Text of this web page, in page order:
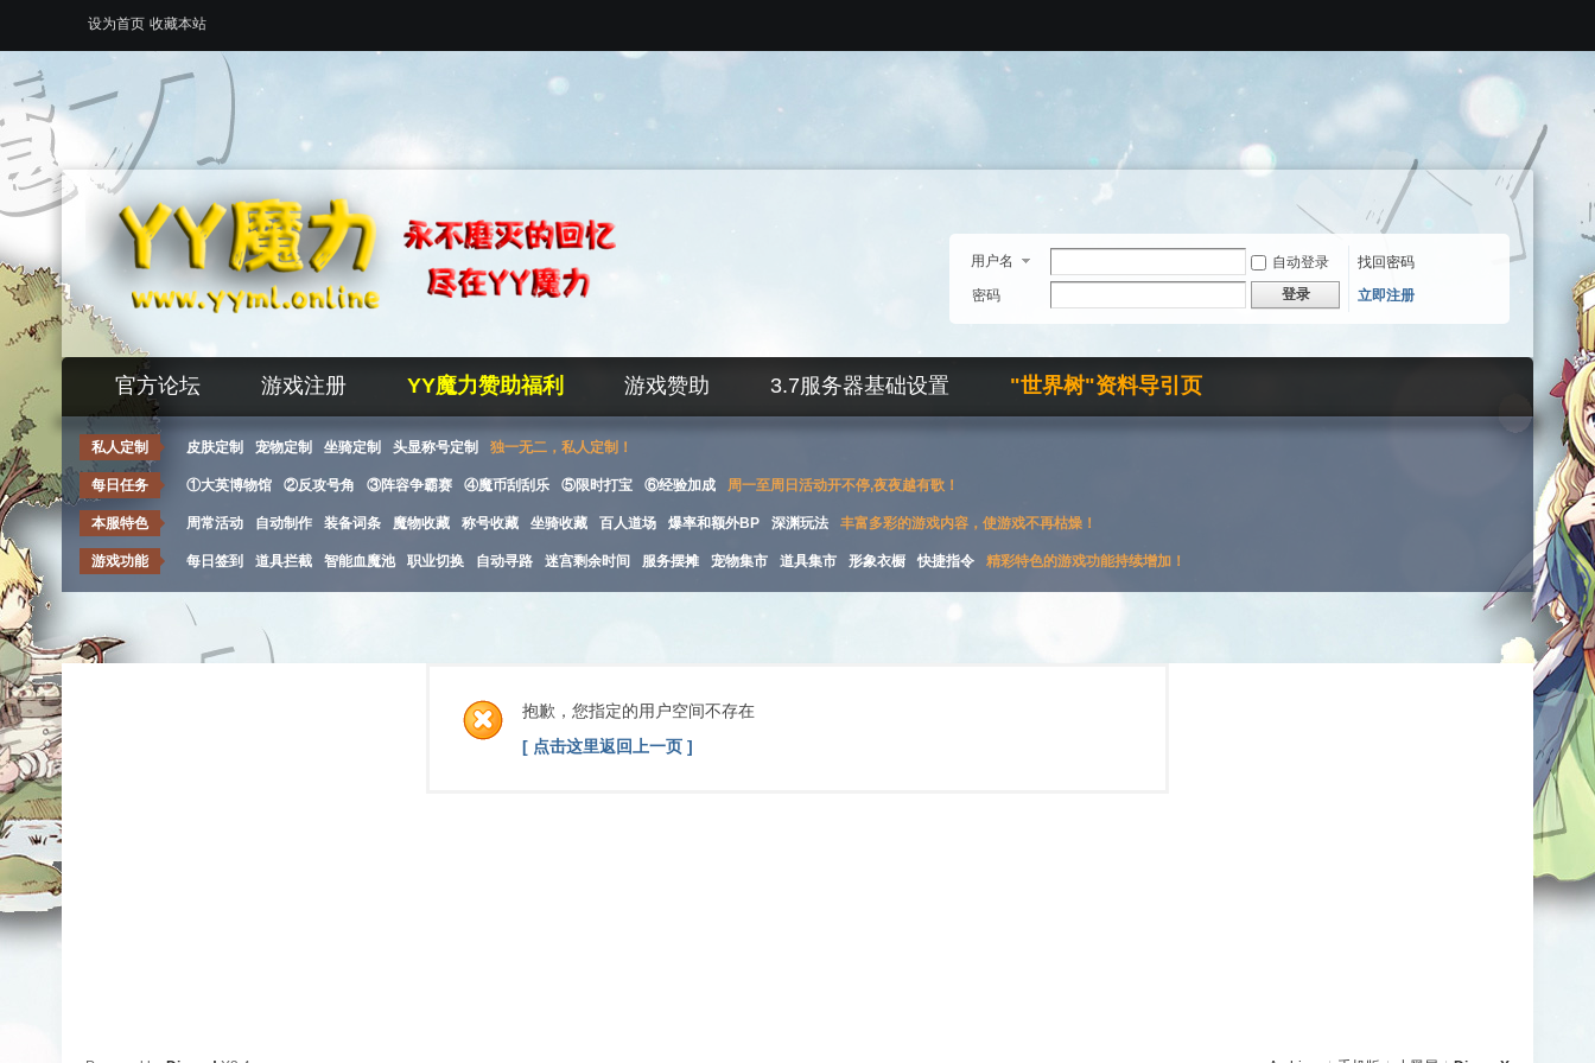
设为首页 收藏本站
用户名 自动登录
找回密码
密码
登录 立即注册
官方论坛 游戏注册 YY魔力赞助福利 游戏赞助 3.7服务器基础设置 "世界树"资料导引页
私人定制 皮肤定制 宠物定制 坐骑定制 头显称号定制 独一无二，私人定制！
每日任务 ①大英博物馆 ②反攻号角 ③阵容争霸赛 ④魔币刮刮乐 ⑤限时打宝 ⑥经验加成 周一至周日活动开不停,夜夜越有歌！
本服特色 周常活动 自动制作 装备词条 魔物收藏 称号收藏 坐骑收藏 百人道场 爆率和额外BP 深渊玩法 丰富多彩的游戏内容，使游戏不再枯燥！
游戏功能 每日签到 道具拦截 智能血魔池 职业切换 自动寻路 迷宫剩余时间 服务摆摊 宠物集市 道具集市 形象衣橱 快捷指令 精彩特色的游戏功能持续增加！
抱歉，您指定的用户空间不存在
[ 点击这里返回上一页 ]